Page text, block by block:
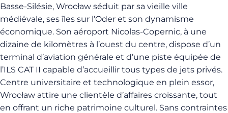
Basse-Silésie, Wrocław séduit par sa vieille ville
médiévale, ses îles sur l’Oder et son dynamisme
économique. Son aéroport Nicolas-Copernic, à une
dizaine de kilomètres à l’ouest du centre, dispose d’un
terminal d’aviation générale et d’une piste équipée de
l’ILS CAT II capable d’accueillir tous types de jets privés.
Centre universitaire et technologique en plein essor,
Wrocław attire une clientèle d’affaires croissante, tout
en offrant un riche patrimoine culturel. Sans contraintes